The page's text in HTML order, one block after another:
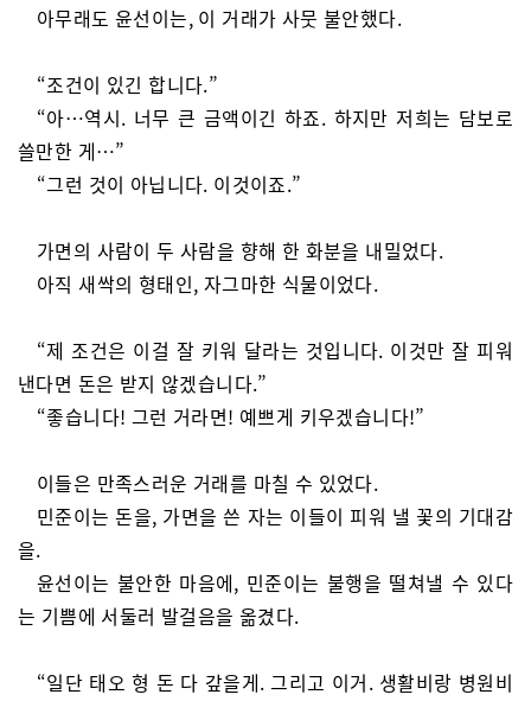
아무래도 윤선이는, 이 거래가 사뭇 불안했다.
“조건이 있긴 합니다.”
“아…역시. 너무 큰 금액이긴 하죠. 하지만 저희는 담보로
쓸만한 게…”
“그런 것이 아닙니다. 이것이죠.”
가면의 사람이 두 사람을 향해 한 화분을 내밀었다.
아직 새싹의 형태인, 자그마한 식물이었다.
“제 조건은 이걸 잘 키워 달라는 것입니다. 이것만 잘 피워
낸다면 돈은 받지 않겠습니다.”
“좋습니다! 그런 거라면! 예쁘게 키우겠습니다!”
이들은 만족스러운 거래를 마칠 수 있었다.
민준이는 돈을, 가면을 쓴 자는 이들이 피워 낼 꽃의 기대감
을.
윤선이는 불안한 마음에, 민준이는 불행을 떨쳐낼 수 있다
는 기쁨에 서둘러 발걸음을 옮겼다.
“일단 태오 형 돈 다 갚을게. 그리고 이거. 생활비랑 병원비